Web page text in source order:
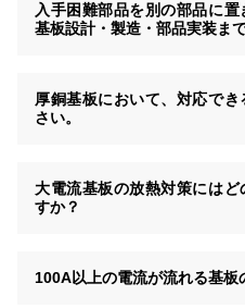
入手困難部品を別の部品に
基板設計・製造・部品実装ま
厚銅基板において、対応で
さい。
大電流基板の放熱対策にはど
すか？
100A以上の電流が流れる基板